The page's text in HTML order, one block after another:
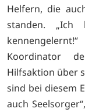
Helfern, die
standen. „Ich
Koordinator
Hilfsaktion über
sind bei diesem
auch